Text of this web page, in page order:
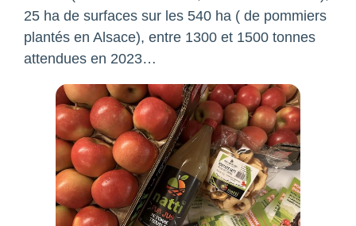
25 ha de surfaces sur les 540 ha ( de pommiers
plantés en Alsace), entre 1300 et 1500 tonnes
attendues en 2023…